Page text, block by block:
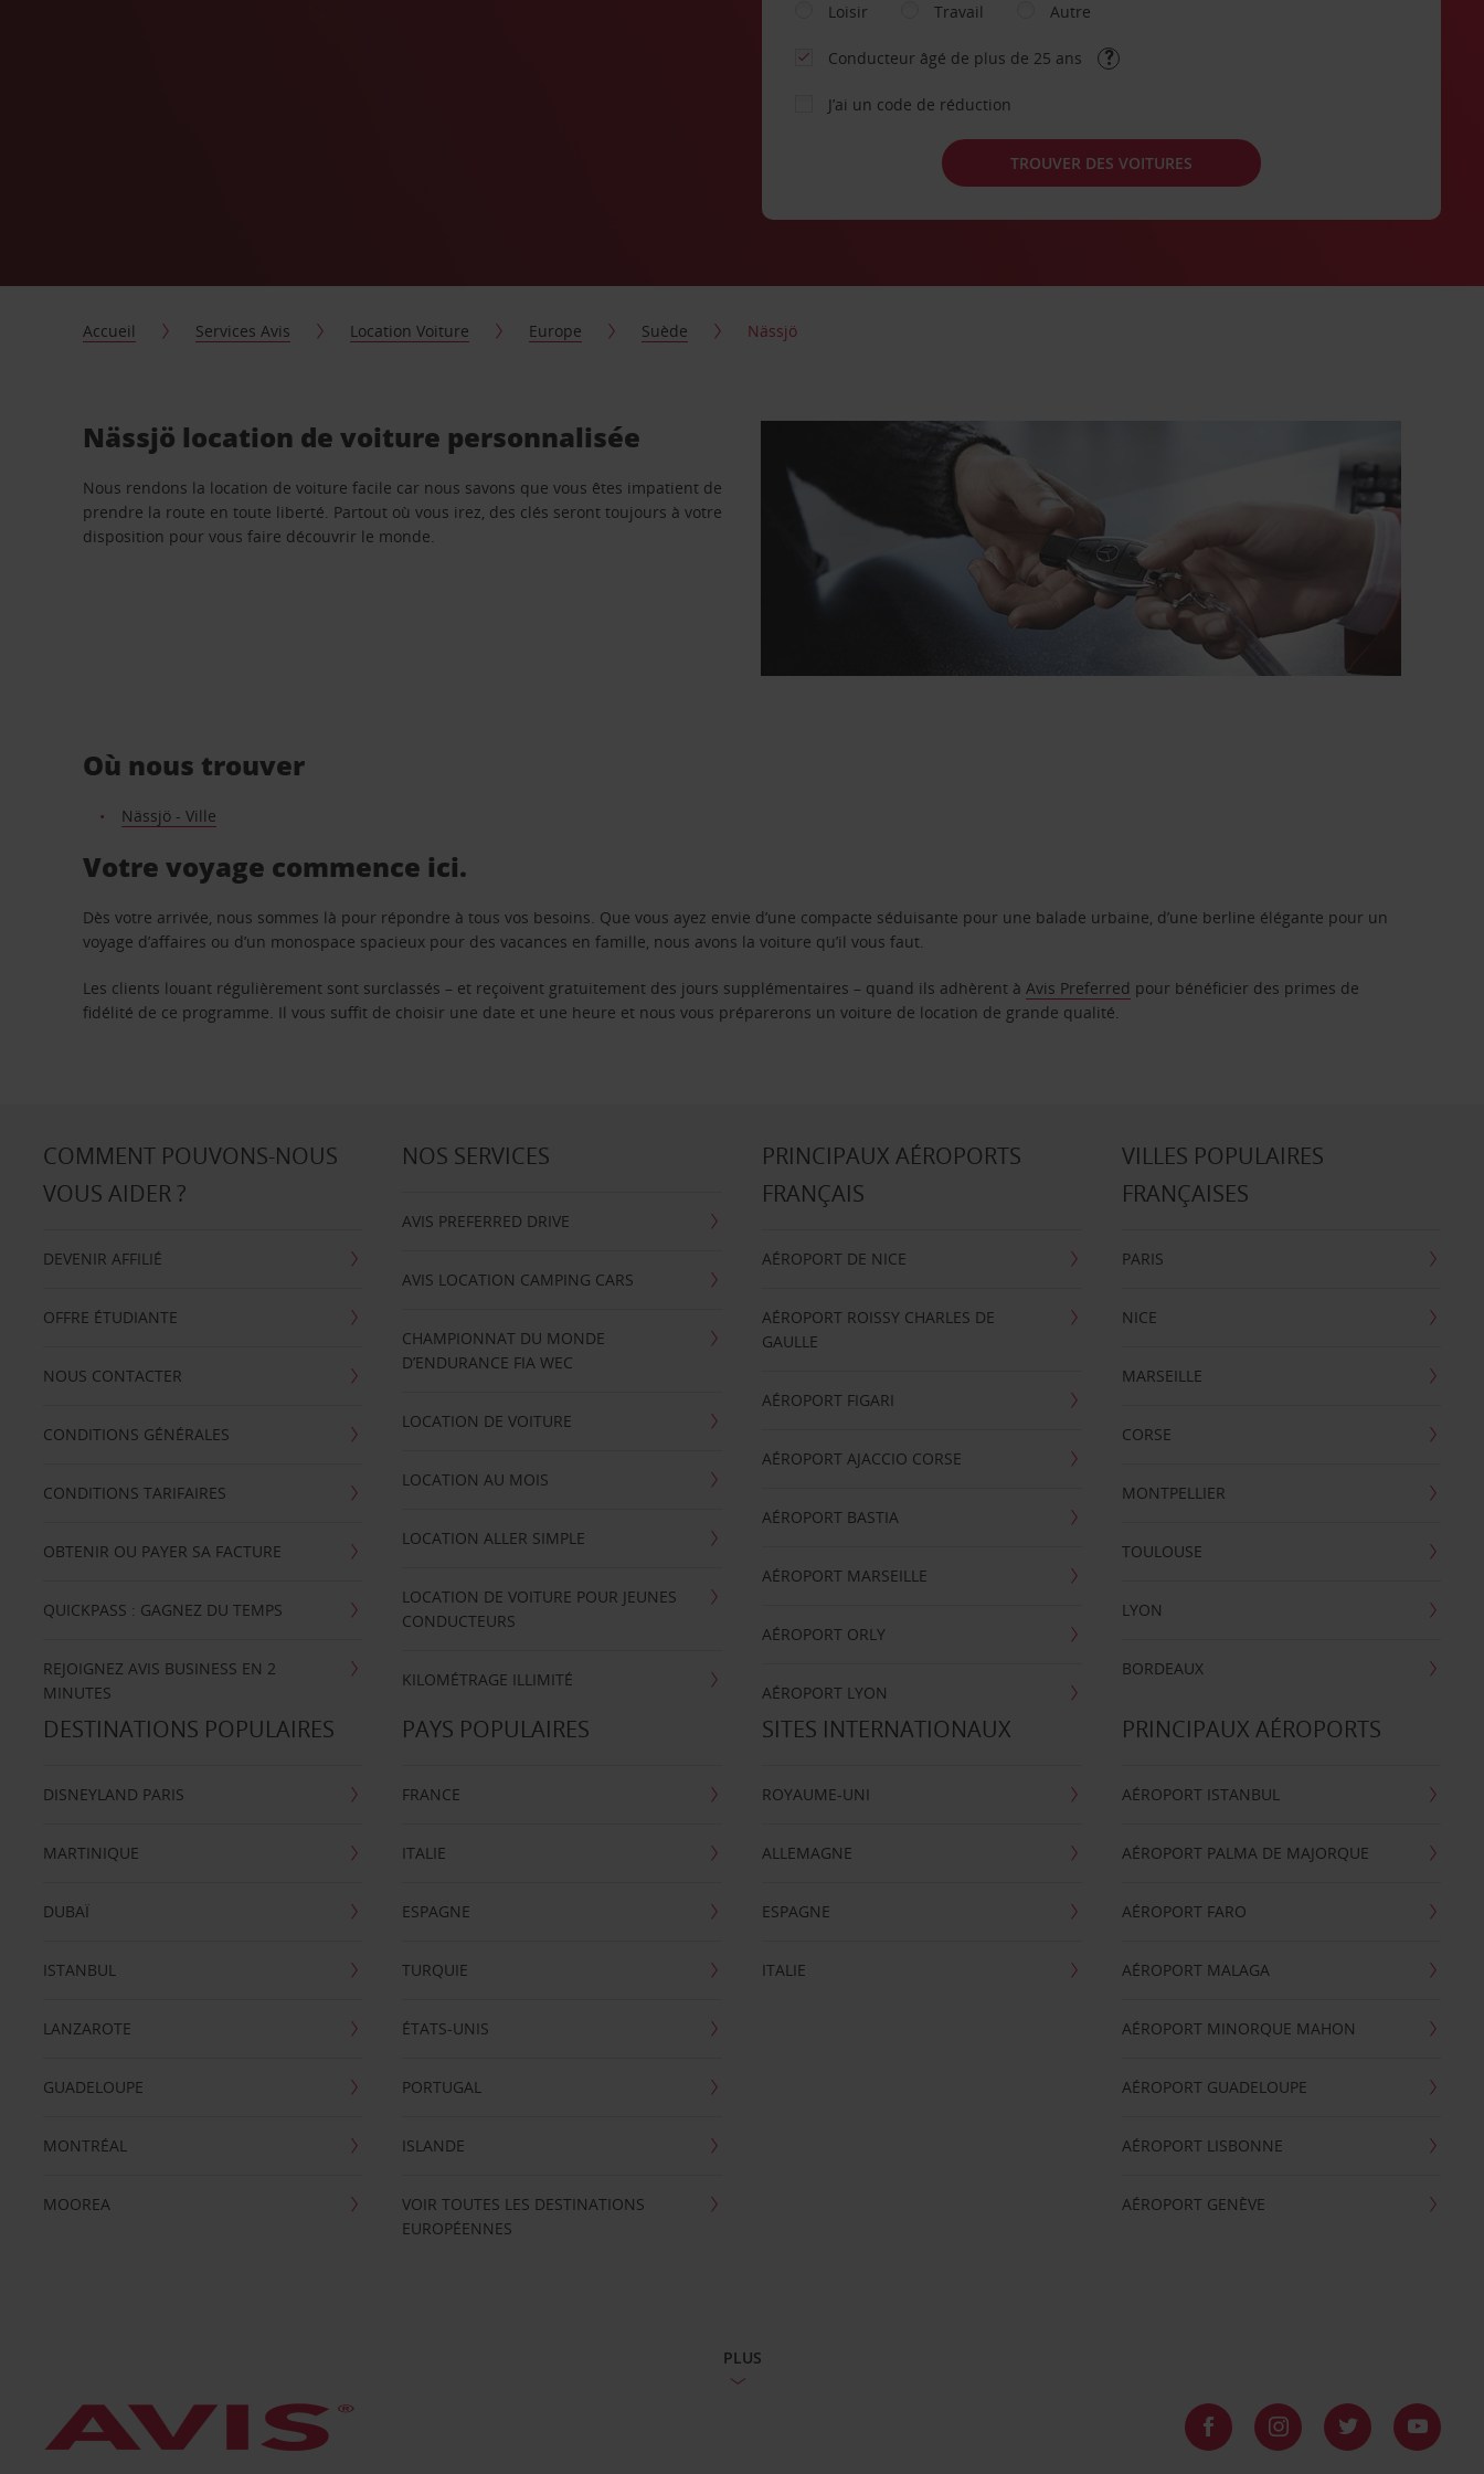
Loisir
Travail Autre
Conducteur âgé de plus de 25 ans
J’ai un code de réduction
TROUVER DES VOITURES
Accueil Services Avis Location Voiture Europe Suède Nässjö
Nässjö location de voiture personnalisée
Nous rendons la location de voiture facile car nous savons que vous êtes impatient de
prendre la route en toute liberté. Partout où vous irez, des clés seront toujours à votre
disposition pour vous faire découvrir le monde.
Où nous trouver
Nässjö - Ville
Votre voyage commence ici.
Dès votre arrivée, nous sommes là pour répondre à tous vos besoins. Que vous ayez envie d’une compacte séduisante pour une balade urbaine, d’une berline élégante pour un
voyage d’affaires ou d’un monospace spacieux pour des vacances en famille, nous avons la voiture qu’il vous faut.
Les clients louant régulièrement sont surclassés – et reçoivent gratuitement des jours supplémentaires – quand ils adhèrent àAvis Preferred pour bénéficier des primes de
fidélité de ce programme. Il vous suffit de choisir une date et une heure et nous vous préparerons un voiture de location de grande qualité.
COMMENT POUVONS-NOUS
VOUS AIDER ?
DEVENIR AFFILIÉ
OFFRE ÉTUDIANTE
NOUS CONTACTER
CONDITIONS GÉNÉRALES
CONDITIONS TARIFAIRES
OBTENIR OU PAYER SA FACTURE
QUICKPASS : GAGNEZ DU TEMPS
REJOIGNEZ AVIS BUSINESS EN 2
MINUTES
NOS SERVICES
AVIS PREFERRED DRIVE
AVIS LOCATION CAMPING CARS
CHAMPIONNAT DU MONDE
D’ENDURANCE FIA WEC
LOCATION DE VOITURE
LOCATION AU MOIS
LOCATION ALLER SIMPLE
LOCATION DE VOITURE POUR JEUNES
CONDUCTEURS
KILOMÉTRAGE ILLIMITÉ
PRINCIPAUX AÉROPORTS
FRANÇAIS
AÉROPORT DE NICE
AÉROPORT ROISSY CHARLES DE
GAULLE
AÉROPORT FIGARI
AÉROPORT AJACCIO CORSE
AÉROPORT BASTIA
AÉROPORT MARSEILLE
AÉROPORT ORLY
AÉROPORT LYON
VILLES POPULAIRES
FRANÇAISES
PARIS
NICE
MARSEILLE
CORSE
MONTPELLIER
TOULOUSE
LYON
BORDEAUX
DESTINATIONS POPULAIRES
DISNEYLAND PARIS
MARTINIQUE
DUBAÏ
ISTANBUL
LANZAROTE
GUADELOUPE
MONTRÉAL
MOOREA
PAYS POPULAIRES
FRANCE
ITALIE
ESPAGNE
TURQUIE
ÉTATS-UNIS
PORTUGAL
ISLANDE
VOIR TOUTES LES DESTINATIONS
EUROPÉENNES
SITES INTERNATIONAUX
ROYAUME-UNI
ALLEMAGNE
ESPAGNE
ITALIE
PRINCIPAUX AÉROPORTS
AÉROPORT ISTANBUL
AÉROPORT PALMA DE MAJORQUE
AÉROPORT FARO
AÉROPORT MALAGA
AÉROPORT MINORQUE MAHON
AÉROPORT GUADELOUPE
AÉROPORT LISBONNE
AÉROPORT GENÈVE
PLUS